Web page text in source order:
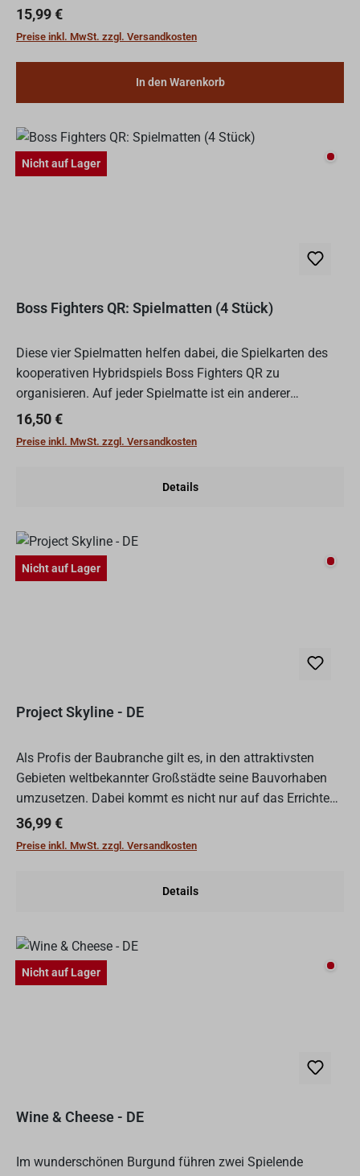
Leichtes Gepäck ist der ideale Begleiter für unterwegs. I...
Regulärer Preis:
15,99 €
Preise inkl. MwSt. zzgl. Versandkosten
In den Warenkorb
Nicht auf Lager Nicht
Boss Fighters QR: Spielmatten (4 Stück)
Diese vier Spielmatten helfen dabei, die Spielkarten des
kooperativen Hybridspiels Boss Fighters QR zu
organisieren. Auf jeder Spielmatte ist ein anderer
Charakter abgebildet (Ork, Halbling, Zwerg und Elfe),
sodass al...
Regulärer Preis:
16,50 €
Preise inkl. MwSt. zzgl. Versandkosten
Details
Nicht auf Lager Nicht
Project Skyline - DE
Als Profis der Baubranche gilt es, in den attraktivsten
Gebieten weltbekannter Großstädte seine Bauvorhaben
umzusetzen. Dabei kommt es nicht nur auf das Errichten
von möglichst hohen Wolkenkratzern an, vielmehr zählt...
Regulärer Preis:
36,99 €
Preise inkl. MwSt. zzgl. Versandkosten
Details
Nicht auf Lager Nicht
Wine & Cheese - DE
Im wunderschönen Burgund führen zwei Spielende